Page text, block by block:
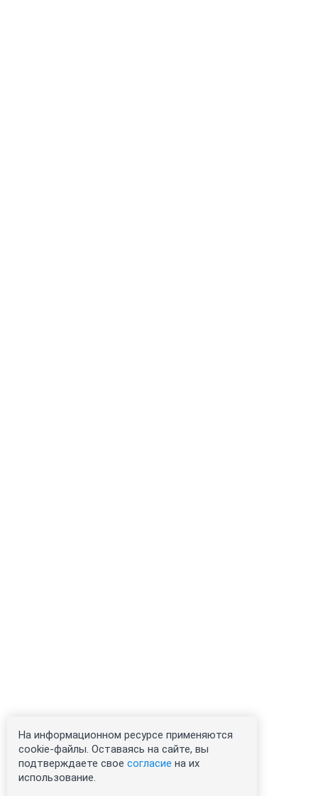
На информационном ресурсе применяются
cookie-файлы. Оставаясь на сайте, вы
подтверждаете свое согласие на их
использование.